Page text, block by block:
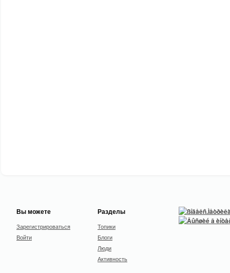
Вы можете
Зарегистрироваться
Войти
Разделы
Топики
Блоги
Люди
Активность